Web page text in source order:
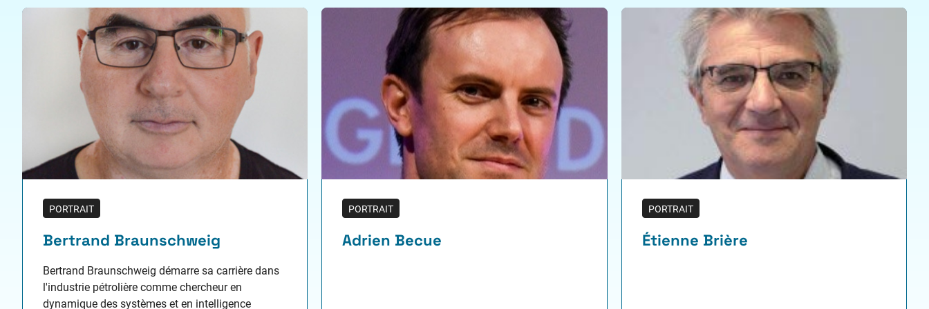
PORTRAIT
Bertrand Braunschweig
Bertrand Braunschweig démarre sa carrière dans
l'industrie pétrolière comme chercheur en
dynamique des systèmes et en intelligence
PORTRAIT
Adrien Becue
PORTRAIT
Étienne Brière